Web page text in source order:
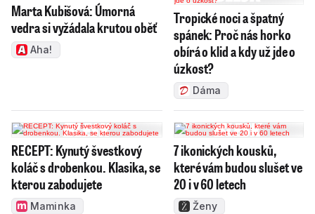
Marta Kubišová: Úmorná
vedra si vyžádala krutou oběť
Aha!
Tropické noci a špatný
spánek: Proč nás horko
obírá o klid a kdy už jde o
úzkost?
Dáma
RECEPT: Kynutý švestkový
koláč s drobenkou. Klasika, se
kterou zabodujete
Maminka
7 ikonických kousků,
které vám budou slušet ve
20 i v 60 letech
Ženy